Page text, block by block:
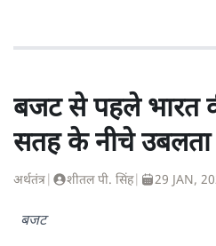
बजट से पहले भारत
सतह के नीचे
अर्थतंत्र शीतल पी. सिंह| 29 JAN,